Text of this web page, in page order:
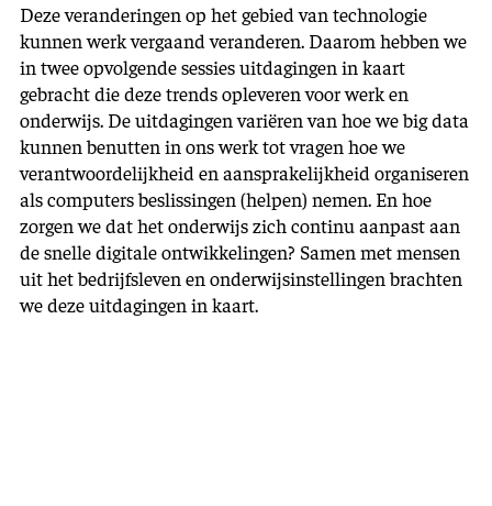
Deze veranderingen op het gebied van technologie
kunnen werk vergaand veranderen. Daarom hebben we
in twee opvolgende sessies uitdagingen in kaart
gebracht die deze trends opleveren voor werk en
onderwijs. De uitdagingen variëren van hoe we big data
kunnen benutten in ons werk tot vragen hoe we
verantwoordelijkheid en aansprakelijkheid organiseren
als computers beslissingen (helpen) nemen. En hoe
zorgen we dat het onderwijs zich continu aanpast aan
de snelle digitale ontwikkelingen? Samen met mensen
uit het bedrijfsleven en onderwijsinstellingen brachten
we deze uitdagingen in kaart.